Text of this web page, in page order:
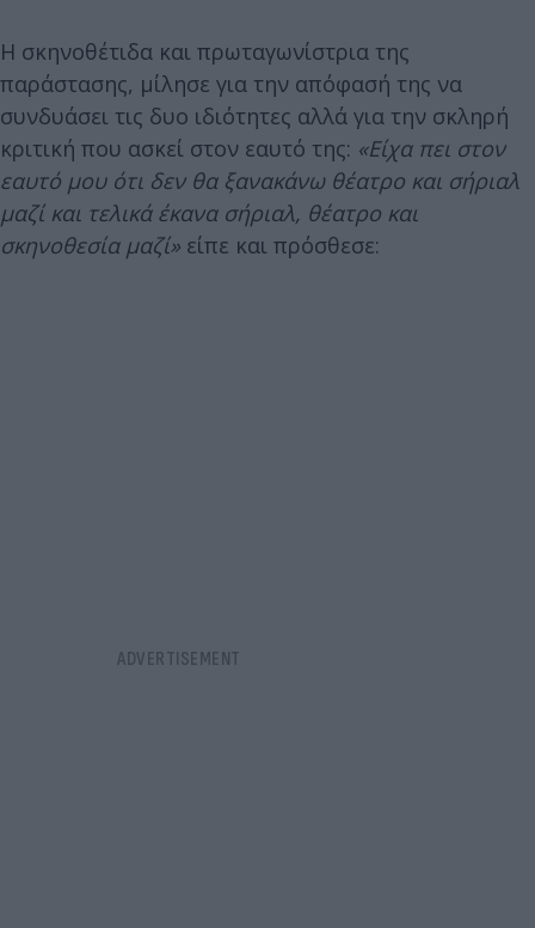
Η σκηνοθέτιδα και πρωταγωνίστρια της
παράστασης, μίλησε για την απόφασή της να
συνδυάσει τις δυο ιδιότητες αλλά για την σκληρή
κριτική που ασκεί στον εαυτό της: «Είχα πει στον
εαυτό μου ότι δεν θα ξανακάνω θέατρο και σήριαλ
μαζί και τελικά έκανα σήριαλ, θέατρο και
σκηνοθεσία μαζί» είπε και πρόσθεσε: